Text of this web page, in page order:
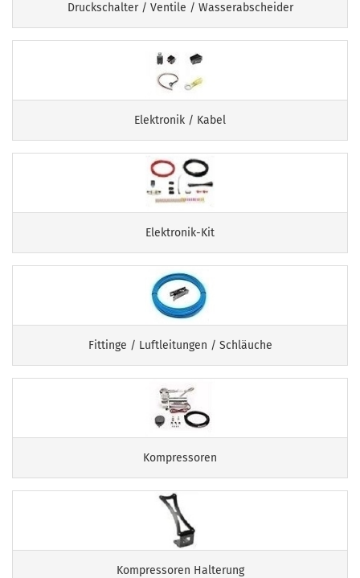
Druckschalter / Ventile / Wasserabscheider
Elektronik / Kabel
Elektronik-Kit
Fittinge / Luftleitungen / Schläuche
Kompressoren
Kompressoren Halterung